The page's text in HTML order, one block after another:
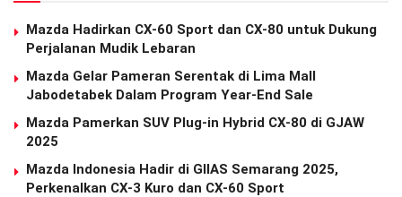
Mazda Hadirkan CX-60 Sport dan CX-80 untuk Dukung
Perjalanan Mudik Lebaran
Mazda Gelar Pameran Serentak di Lima Mall
Jabodetabek Dalam Program Year-End Sale
Mazda Pamerkan SUV Plug-in Hybrid CX-80 di GJAW
2025
Mazda Indonesia Hadir di GIIAS Semarang 2025,
Perkenalkan CX-3 Kuro dan CX-60 Sport